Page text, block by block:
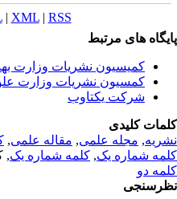
|XML|RSS
های مرتبط
کمیسیون نشریات وزارت
کمسیون نشریات وزارت
شرکت یکتاوب
کلیدی
,مجله علمی, مقاله علمی,
شماره یک,کلمه شماره یک,
دو